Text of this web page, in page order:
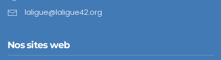
laligue@laligue42.org
Nos sites web